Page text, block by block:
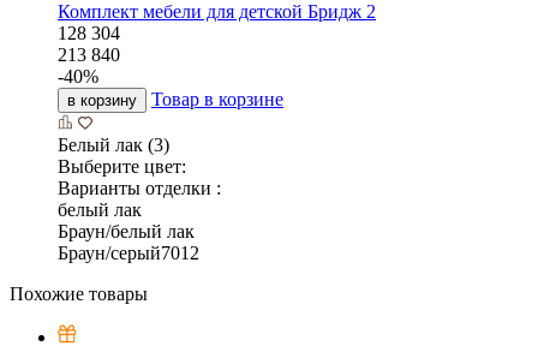
Комплект мебели для детской Бридж 2
128 304
213 840
-40%
в корзину Товар в корзине
Белый лак (3)
Выберите цвет:
Варианты отделки :
белый лак
Браун/белый лак
Браун/серый7012
Похожие товары